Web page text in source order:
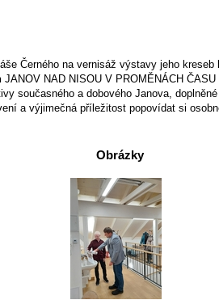
Černého na vernisáž výstavy jeho
NAD NISOU V PROMĚNÁCH
současného a dobového Janova,
a výjimečná příležitost popovídat si
Obrázky